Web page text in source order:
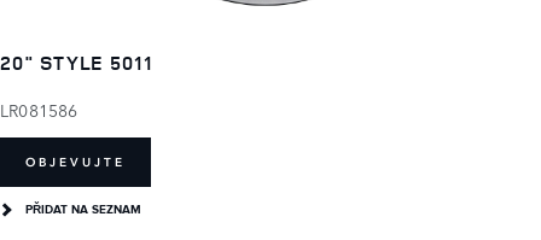
20" STYLE 5011
LR081586
OBJEVUJTE
PŘIDAT NA SEZNAM